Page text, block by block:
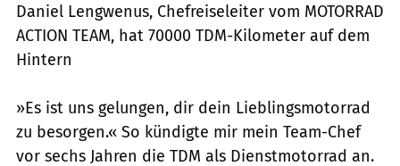
Daniel Lengwenus, Chefreiseleiter vom MOTORRAD
ACTION TEAM, hat 70000 TDM-Kilometer auf dem
Hintern
»Es ist uns gelungen, dir dein Lieblingsmotorrad
zu besorgen.« So kündigte mir mein Team-Chef
vor sechs Jahren die TDM als Dienstmotorrad an.